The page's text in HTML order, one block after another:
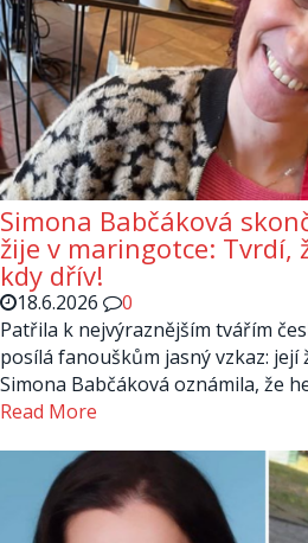
Simona Babčáková
žije v maringotce: Tvrdí,
kdy dřív!
18.6.2026
0
Patřila k nejvýraznějším tvářím
posílá fanouškům jasný vzkaz: její
Simona Babčáková oznámila, že
Read More